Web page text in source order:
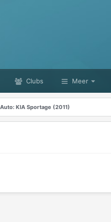
Clubs Meer
Auto: KIA Sportage (2011)